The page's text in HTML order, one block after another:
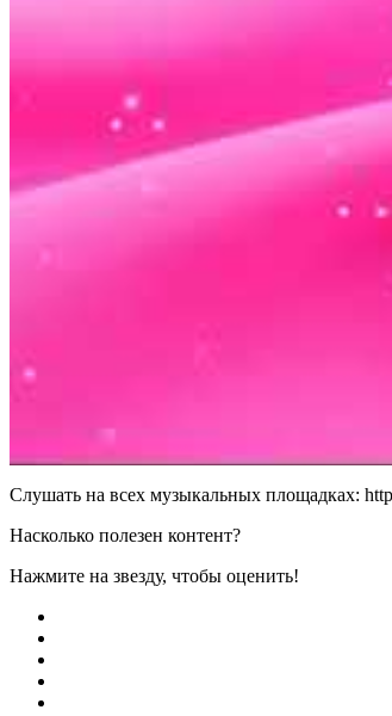
Слушать на всех музыкальных площадках:
Насколько полезен контент?
Нажмите на звезду, чтобы оценить!